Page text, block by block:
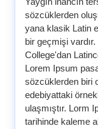
sözcüklerden
yana klasik Latin
bir geçmişi
College'dan
Lorem Ipsum
sözcüklerden biri
edebiyattaki
ulaşmıştır. Lorm
tarihinde kaleme